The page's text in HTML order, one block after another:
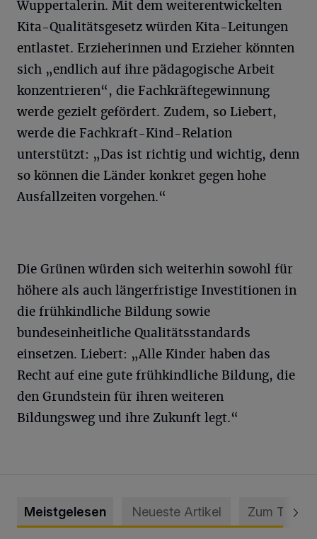
Wuppertalerin. Mit dem weiterentwickelten
Kita-Qualitätsgesetz würden Kita-Leitungen
entlastet. Erzieherinnen und Erzieher könnten
sich „endlich auf ihre pädagogische Arbeit
konzentrieren“, die Fachkräftegewinnung
werde gezielt gefördert. Zudem, so Liebert,
werde die Fachkraft-Kind-Relation
unterstützt: „Das ist richtig und wichtig, denn
so können die Länder konkret gegen hohe
Ausfallzeiten vorgehen.“
Die Grünen würden sich weiterhin sowohl für
höhere als auch längerfristige Investitionen in
die frühkindliche Bildung sowie
bundeseinheitliche Qualitätsstandards
einsetzen. Liebert: „Alle Kinder haben das
Recht auf eine gute frühkindliche Bildung, die
den Grundstein für ihren weiteren
Bildungsweg und ihre Zukunft legt.“
Meistgelesen Neueste Artikel Zum Thema